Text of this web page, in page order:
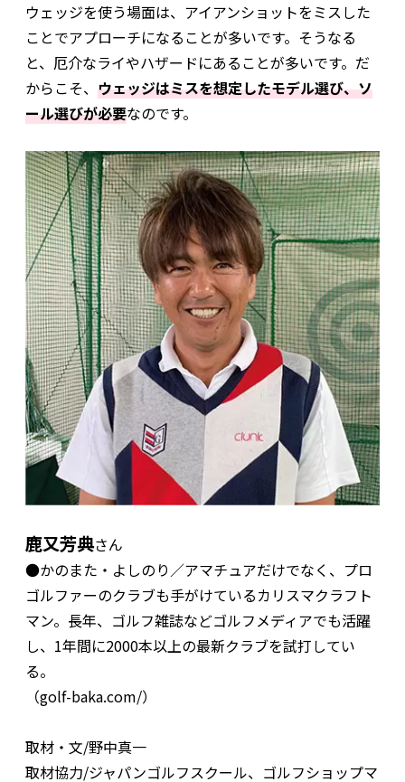
ウェッジを使う場面は、アイアンショットをミスした
ことでアプローチになることが多いです。そうなる
と、厄介なライやハザードにあることが多いです。だ
からこそ、 ウェッジはミスを想定したモデル選び、ソ
ール選びが必要なのです。
鹿又芳典さん
●かのまた・よしのり／アマチュアだけでなく、プロ
ゴルファーのクラブも手がけているカリスマクラフト
マン。長年、ゴルフ雑誌などゴルフメディアでも活躍
し、1年間に2000本以上の最新クラブを試打してい
る。
（golf-baka.com/）
取材・文/野中真一
取材協力/ジャパンゴルフスクール、ゴルフショップマ